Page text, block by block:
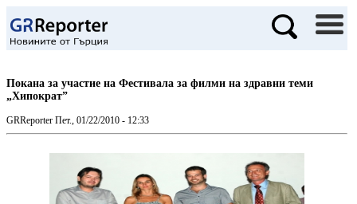
Покана за участие на Фестивала за филми на здравни теми
„Хипократ”
GRReporter Пет., 01/22/2010 - 12:33